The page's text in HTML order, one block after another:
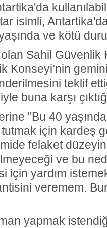
isimli,
ve kötü
Sahil Güvenlik
Konseyi’nin
teklif
buna karşı
"Bu 40
için kardeş
felaket
ve bu
için yardım
veremem.
yapmak